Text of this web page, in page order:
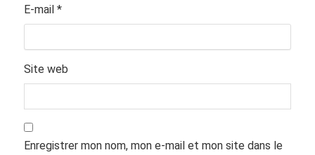
E-mail *
Site web
Enregistrer mon nom, mon e-mail et mon site dans le